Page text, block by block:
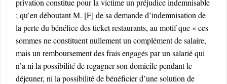
privation constitue pour la victime un préjudice indemnisable
; qu’en déboutant M. [F] de sa demande d’indemnisation de
la perte du bénéfice des ticket restaurants, au motif que « ces
sommes ne constituent nullement un complément de salaire,
mais un remboursement des frais engagés par un salarié qui
n’a ni la possibilité de regagner son domicile pendant le
déjeuner, ni la possibilité de bénéficier d’une solution de